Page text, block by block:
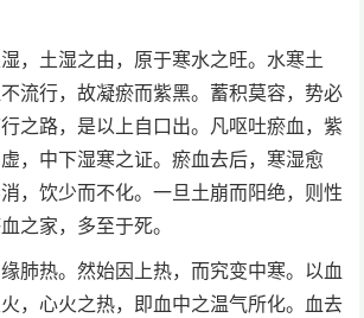
，土湿之由，原于寒水之旺。水寒土
流行，故凝瘀而紫黑。蓄积莫容，势必
之路，是以上自口出。凡呕吐瘀血，紫
，中下湿寒之证。瘀血去后，寒湿愈
，饮少而不化。一旦土崩而阳绝，则性
之家，多至于死。
肺热。然始因上热，而究变中寒。以血
，心火之热，即血中之温气所化。血去